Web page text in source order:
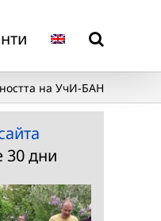
на УчИ-БАН
30 дни